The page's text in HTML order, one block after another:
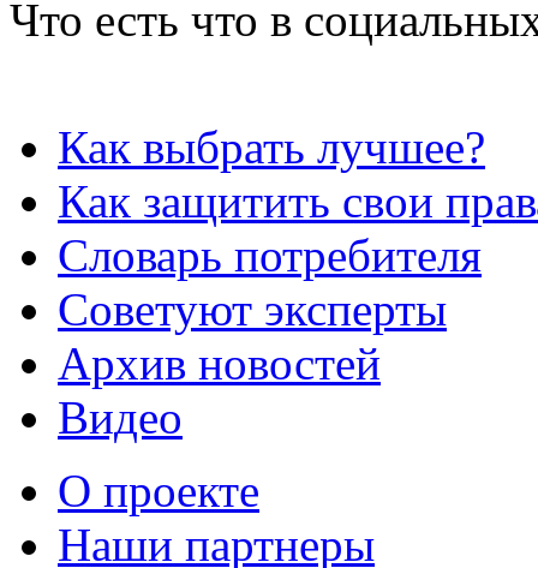
Что есть что в
Как выбрать лучшее?
Как защитить свои
Словарь потребителя
Советуют эксперты
Архив новостей
Видео
О проекте
Наши партнеры